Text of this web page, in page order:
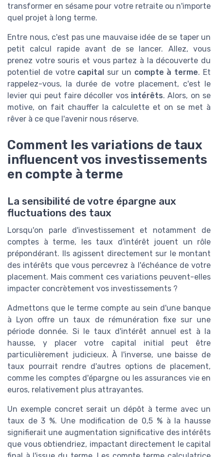
transformer en sésame pour votre retraite ou n'importe
quel projet à long terme.
Entre nous, c'est pas une mauvaise idée de se taper un
petit calcul rapide avant de se lancer. Allez, vous
prenez votre souris et vous partez à la découverte du
potentiel de votre capital sur un compte à terme. Et
rappelez-vous, la durée de votre placement, c'est le
levier qui peut faire décoller vos intérêts. Alors, on se
motive, on fait chauffer la calculette et on se met à
rêver à ce que l'avenir nous réserve.
Comment les variations de taux
influencent vos investissements
en compte à terme
La sensibilité de votre épargne aux
fluctuations des taux
Lorsqu'on parle d'investissement et notamment de
comptes à terme, les taux d'intérêt jouent un rôle
prépondérant. Ils agissent directement sur le montant
des intérêts que vous percevrez à l'échéance de votre
placement. Mais comment ces variations peuvent-elles
impacter concrètement vos investissements ?
Admettons que le terme compte au sein d'une banque
à Lyon offre un taux de rémunération fixe sur une
période donnée. Si le taux d'intérêt annuel est à la
hausse, y placer votre capital initial peut être
particulièrement judicieux. À l'inverse, une baisse de
taux pourrait rendre d'autres options de placement,
comme les comptes d'épargne ou les assurances vie en
euros, relativement plus attrayantes.
Un exemple concret serait un dépôt à terme avec un
taux de 3 %. Une modification de 0,5 % à la hausse
signifierait une augmentation significative des intérêts
que vous obtiendriez, impactant directement le capital